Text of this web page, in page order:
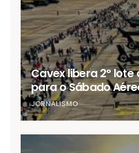
Cavex libera 2º
para o Sábado
JORNALISMO